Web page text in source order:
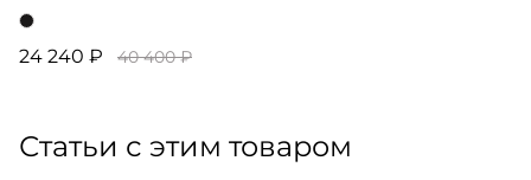
24 240 ₽ 40 400 ₽
Статьи с этим товаром